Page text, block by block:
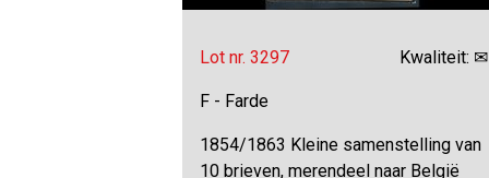
Lot nr. 3297 Kwaliteit: ✉
F - Farde
1854/1863 Kleine samenstelling van
10 brieven, merendeel naar België